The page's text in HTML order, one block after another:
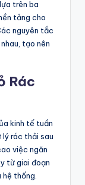
trên ba
tảng cho
nguyên tắc
tạo nên
Rác
kinh tế tuần
lý rác thải sau
việc ngăn
từ giai đoạn
hệ thống.